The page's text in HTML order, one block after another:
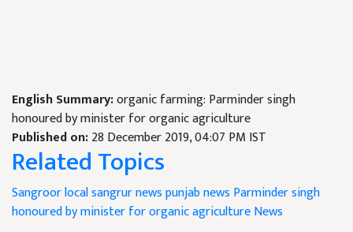
English Summary:organic farming: Parminder singh
honoured by minister for organic agriculture
Published on:28 December 2019, 04:07 PM IST
Related Topics
Sangroor localsangrur newspunjab news Parminder singh
honoured by minister for organic agricultureNews